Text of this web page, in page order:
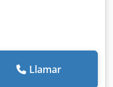
Llamar